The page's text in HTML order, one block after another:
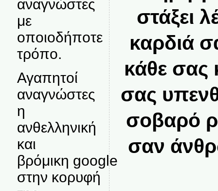
αναγνώστες
με
οποιοδήποτε
τρόπο.
Αγαπητοί
αναγνώστες
η
ανθελληνική
και
βρόμικη google
στην κορυφή
στάξει
καρδιά
κάθε σας
σας
σοβαρό
σαν